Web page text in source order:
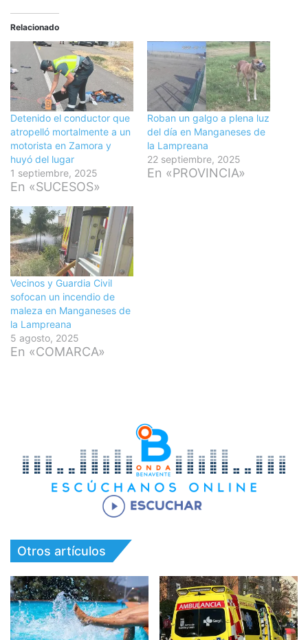
Relacionado
Detenido el conductor que
atropelló mortalmente a un
motorista en Zamora y
huyó del lugar
1 septiembre, 2025
En «SUCESOS»
Roban un galgo a plena luz
del día en Manganeses de
la Lampreana
22 septiembre, 2025
En «PROVINCIA»
Vecinos y Guardia Civil
sofocan un incendio de
maleza en Manganeses de
la Lampreana
5 agosto, 2025
En «COMARCA»
Otros artículos